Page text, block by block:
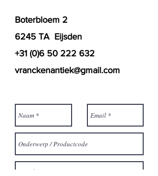
Boterbloem 2
6245 TA Eijsden
+31 (0)6 50 222 632
vranckenantiek@gmail.com